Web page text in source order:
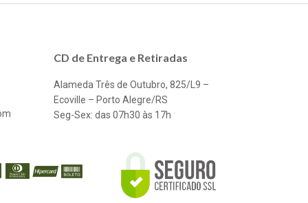
CD de Entrega e Retiradas
Alameda Três de Outubro, 825/L9 –
Ecoville – Porto Alegre/RS
Seg-Sex: das 07h30 às 17h